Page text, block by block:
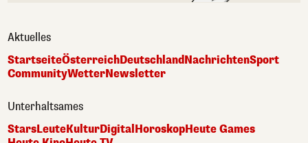
Aktuelles
StartseiteÖsterreichDeutschlandNachrichtenSport
CommunityWetterNewsletter
Unterhaltsames
StarsLeuteKulturDigitalHoroskopHeute Games